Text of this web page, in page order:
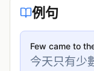
例句
Few came to
今天只有少